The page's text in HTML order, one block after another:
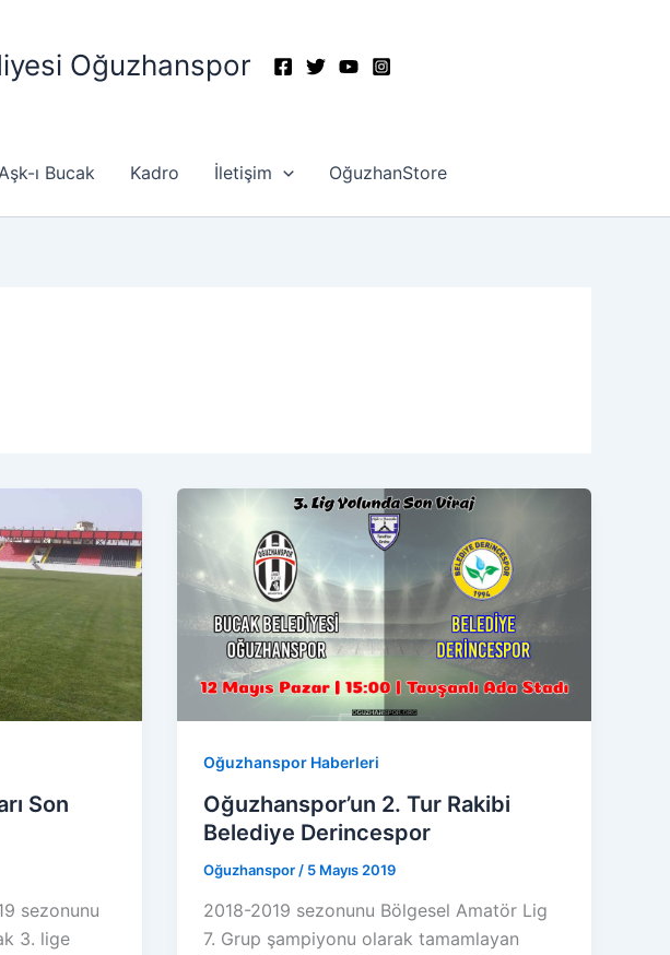
Oğuzhanspor
ı Bucak Kadro İletişim OğuzhanStore
Son
sezonunu
3. lige
Oğuzhanspor Haberleri
Oğuzhanspor’un 2. Tur Rakibi
Belediye Derincespor
Oğuzhanspor / 5 Mayıs 2019
2018-2019 sezonunu Bölgesel Amatör Lig
7. Grup şampiyonu olarak tamamlayan